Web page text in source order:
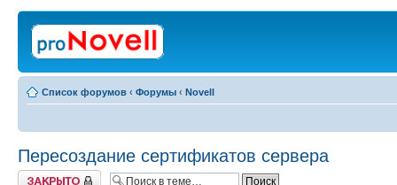
Список форумов ‹ Форумы ‹ Novell
Пересоздание сертификатов сервера
Закрыто